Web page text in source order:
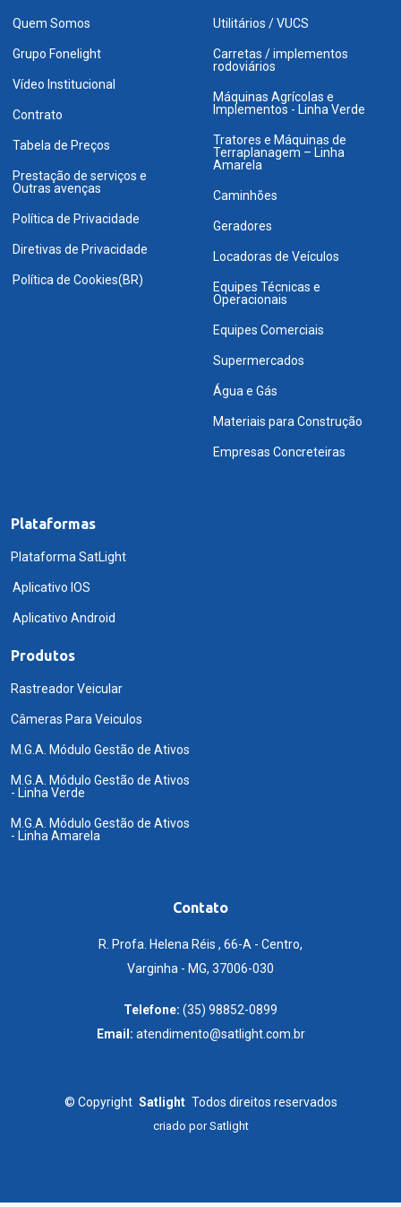
Quem Somos
Grupo Fonelight
Vídeo Institucional
Contrato
Tabela de Preços
Prestação de serviços e
Outras avenças
Política de Privacidade
Diretivas de Privacidade
Política de Cookies(BR)
Utilitários / VUCS
Carretas / implementos
rodoviários
Máquinas Agrícolas e
Implementos - Linha Verde
Tratores e Máquinas de
Terraplanagem – Linha
Amarela
Caminhões
Geradores
Locadoras de Veículos
Equipes Técnicas e
Operacionais
Equipes Comerciais
Supermercados
Água e Gás
Materiais para Construção
Empresas Concreteiras
Plataformas
Plataforma SatLight
Aplicativo IOS
Aplicativo Android
Produtos
Rastreador Veicular
Câmeras Para Veiculos
M.G.A. Módulo Gestão de Ativos
M.G.A. Módulo Gestão de Ativos
- Linha Verde
M.G.A. Módulo Gestão de Ativos
- Linha Amarela
Contato
R. Profa. Helena Réis , 66-A - Centro,
Varginha - MG, 37006-030
Telefone: (35) 98852-0899
Email: atendimento@satlight.com.br
© Copyright Satlight Todos direitos reservados
criado porSatlight